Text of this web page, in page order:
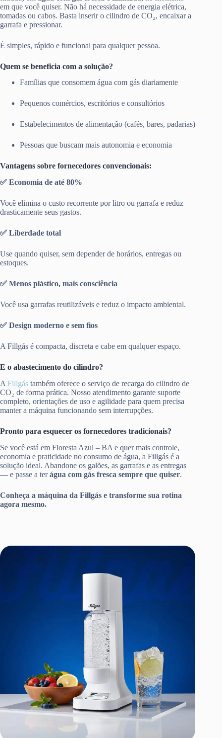
em que você quiser. Não há necessidade de energia elétrica,
tomadas ou cabos. Basta inserir o cilindro de CO₂, encaixar a
garrafa e pressionar.
É simples, rápido e funcional para qualquer pessoa.
Quem se beneficia com a solução?
Famílias que consomem água com gás diariamente
Pequenos comércios, escritórios e consultórios
Estabelecimentos de alimentação (cafés, bares, padarias)
Pessoas que buscam mais autonomia e economia
Vantagens sobre fornecedores convencionais:
✅ Economia de até 80%
Você elimina o custo recorrente por litro ou garrafa e reduz
drasticamente seus gastos.
✅ Liberdade total
Use quando quiser, sem depender de horários, entregas ou
estoques.
✅ Menos plástico, mais consciência
Você usa garrafas reutilizáveis e reduz o impacto ambiental.
✅ Design moderno e sem fios
A Fillgás é compacta, discreta e cabe em qualquer espaço.
E o abastecimento do cilindro?
A Fillgás também oferece o serviço de recarga do cilindro de
CO₂ de forma prática. Nosso atendimento garante suporte
completo, orientações de uso e agilidade para quem precisa
manter a máquina funcionando sem interrupções.
Pronto para esquecer os fornecedores tradicionais?
Se você está em Floresta Azul – BA e quer mais controle,
economia e praticidade no consumo de água, a Fillgás é a
solução ideal. Abandone os galões, as garrafas e as entregas
— e passe a terágua com gás fresca sempre que quiser.
Conheça a máquina da Fillgás e transforme sua rotina
agora mesmo.